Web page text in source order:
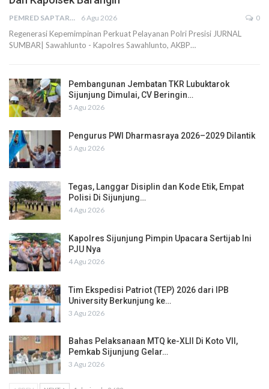
PEMRED SAPTARIUS 6 Agu 2026 0
Regenerasi Kepemimpinan Perkuat Pelayanan Polri Presisi JURNAL
SUMBAR| Sawahlunto - Kapolres Sawahlunto, AKBP…
Pembangunan Jembatan TKR Lubuktarok
Sijunjung Dimulai, CV Beringin…
5 Agu 2026
Pengurus PWI Dharmasraya 2026–2029 Dilantik
5 Agu 2026
Tegas, Langgar Disiplin dan Kode Etik, Empat
Polisi Di Sijunjung…
4 Agu 2026
Kapolres Sijunjung Pimpin Upacara Sertijab Ini
PJU Nya
4 Agu 2026
Tim Ekspedisi Patriot (TEP) 2026 dari IPB
University Berkunjung ke…
3 Agu 2026
Bahas Pelaksanaan MTQ ke-XLII Di Koto VII,
Pemkab Sijunjung Gelar…
3 Agu 2026